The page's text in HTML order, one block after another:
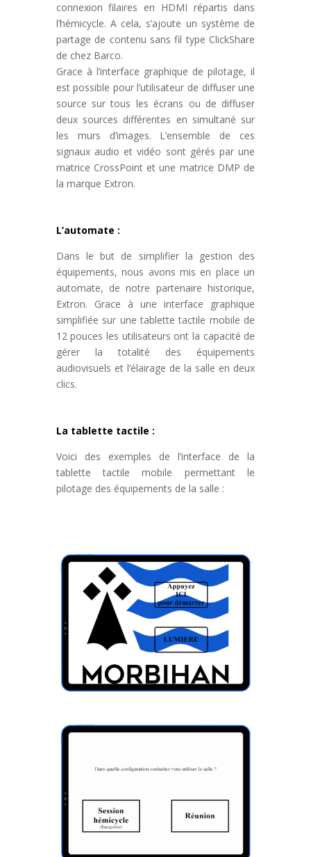
connexion filaires en HDMI répartis dans
l’hémicycle. A cela, s’ajoute un système de
partage de contenu sans fil type ClickShare
de chez Barco.
Grace à l’interface graphique de pilotage, il
est possible pour l’utilisateur de diffuser une
source sur tous les écrans ou de diffuser
deux sources différentes en simultané sur
les murs d’images. L’ensemble de ces
signaux audio et vidéo sont gérés par une
matrice CrossPoint et une matrice DMP de
la marque Extron.
L’automate :
Dans le but de simplifier la gestion des
équipements, nous avons mis en place un
automate, de notre partenaire historique,
Extron. Grace à une interface graphique
simplifiée sur une tablette tactile mobile de
12 pouces les utilisateurs ont la capacité de
gérer la totalité des équipements
audiovisuels et l’élairage de la salle en deux
clics.
La tablette tactile :
Voici des exemples de l’interface de la
tablette tactile mobile permettant le
pilotage des équipements de la salle :